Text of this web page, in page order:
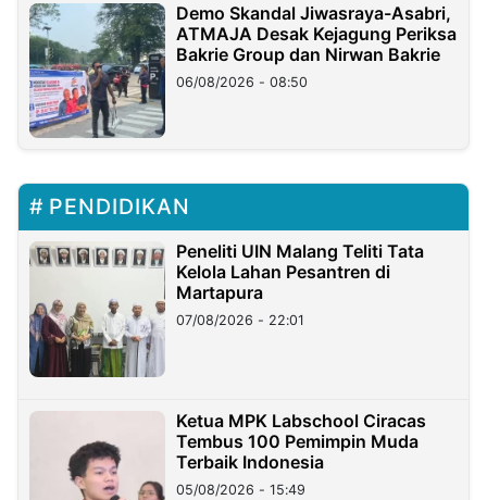
Demo Skandal Jiwasraya-Asabri,
ATMAJA Desak Kejagung Periksa
Bakrie Group dan Nirwan Bakrie
06/08/2026 - 08:50
PENDIDIKAN
Peneliti UIN Malang Teliti Tata
Kelola Lahan Pesantren di
Martapura
07/08/2026 - 22:01
Ketua MPK Labschool Ciracas
Tembus 100 Pemimpin Muda
Terbaik Indonesia
05/08/2026 - 15:49